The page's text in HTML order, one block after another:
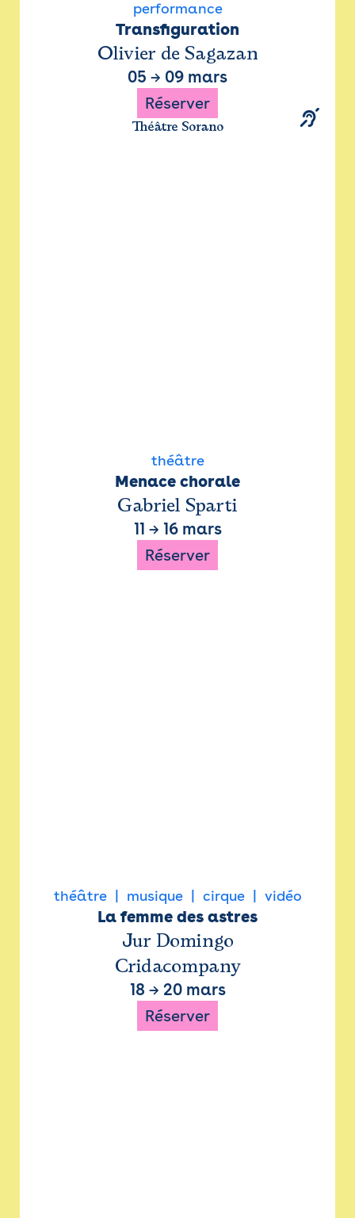
performance
Transfiguration
Olivier de Sagazan
05 → 09 mars
Réserver
Théâtre Sorano
théâtre
Menace chorale
Gabriel Sparti
11 → 16 mars
Réserver
théâtre musique cirque vidéo
La femme des astres
Jur Domingo
Cridacompany
18 → 20 mars
Réserver